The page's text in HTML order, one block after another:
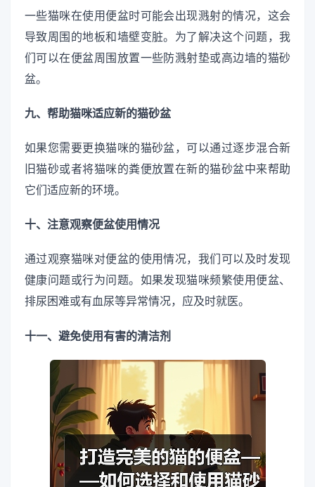
一些猫咪在使用便盆时可能会出现溅射的情况，这会
导致周围的地板和墙壁变脏。为了解决这个问题，我
们可以在便盆周围放置一些防溅射垫或高边墙的猫砂
盆。
九、帮助猫咪适应新的猫砂盆
如果您需要更换猫咪的猫砂盆，可以通过逐步混合新
旧猫砂或者将猫咪的粪便放置在新的猫砂盆中来帮助
它们适应新的环境。
十、注意观察便盆使用情况
通过观察猫咪对便盆的使用情况，我们可以及时发现
健康问题或行为问题。如果发现猫咪频繁使用便盆、
排尿困难或有血尿等异常情况，应及时就医。
十一、避免使用有害的清洁剂